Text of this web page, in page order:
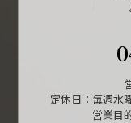
定休日：毎週水
営業目